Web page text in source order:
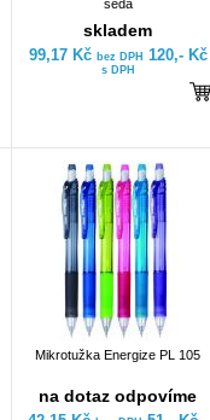
šedá
skladem
99,17 Kč bez DPH 120,- Kč
s DPH
Mikrotužka Energize PL 105
na dotaz odpovíme